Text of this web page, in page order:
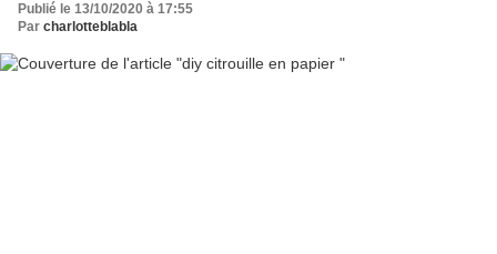
Publié le 13/10/2020 à 17:55
Par charlotteblabla